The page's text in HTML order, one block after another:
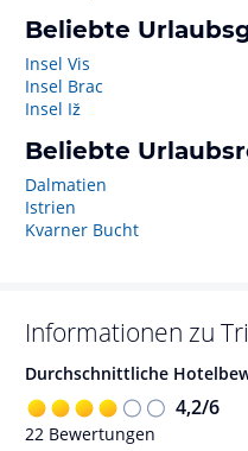
Beliebte
Insel Vis
Insel Brac
Insel Iž
Beliebte
Dalmatien
Istrien
Kvarner Bucht
Informationen zu
Durchschnittliche
4,2/6
22 Bewertungen